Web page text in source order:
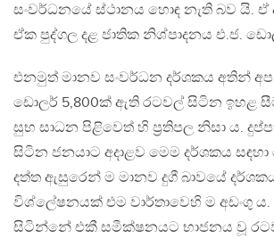
සංවර්ධනයේ ස්ථානය හොඳ නැති බව යි. ඒ
ඒක පුද්ගල දළ ජාතික නිශ්පාදනය එ.ජ.
එනමුත් මානව සංවර්ධන දර්ශකය අතින්
ඩොලර් 5,800ක් ඇති රටවල් සිටින ඉහළ
සුභ සාධන පිළිවෙත් හි ප්‍රතිපල නිසා ය.
සිටින ජනයාට අදාළව මෙම දර්ශකය සඳහා
දත්ත ඇසුරෙන් ම මානව දුගී බාවයේ
විශ්ලේෂනයක් එම වාර්තාවෙහි ම අඩංගු ය.
සිටින්නේ එකී සමීක්ෂනයට භාජනය වූ